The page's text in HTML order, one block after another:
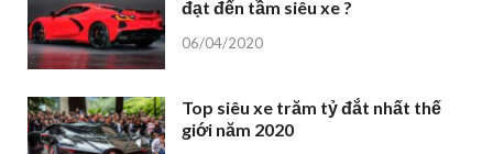
đạt đến tầm siêu xe ?
06/04/2020
Top siêu xe trăm tỷ đắt nhất thế
giới năm 2020